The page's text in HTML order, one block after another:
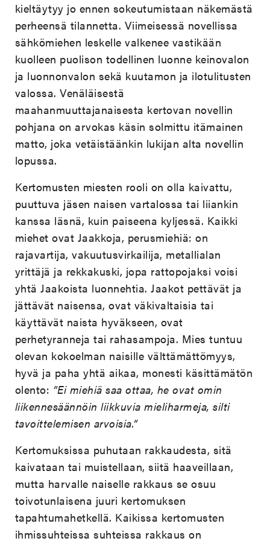
kieltäytyy jo ennen sokeutumistaan näkemästä
perheensä tilannetta. Viimeisessä novellissa
sähkömiehen leskelle valkenee vastikään
kuolleen puolison todellinen luonne keinovalon
ja luonnonvalon sekä kuutamon ja ilotulitusten
valossa. Venäläisestä
maahanmuuttajanaisesta kertovan novellin
pohjana on arvokas käsin solmittu itämainen
matto, joka vetäistäänkin lukijan alta novellin
lopussa.
Kertomusten miesten rooli on olla kaivattu,
puuttuva jäsen naisen vartalossa tai liiankin
kanssa läsnä, kuin paiseena kyljessä. Kaikki
miehet ovat Jaakkoja, perusmiehiä: on
rajavartija, vakuutusvirkailija, metallialan
yrittäjä ja rekkakuski, jopa rattopojaksi voisi
yhtä Jaakoista luonnehtia. Jaakot pettävät ja
jättävät naisensa, ovat väkivaltaisia tai
käyttävät naista hyväkseen, ovat
perhetyranneja tai rahasampoja. Mies tuntuu
olevan kokoelman naisille välttämättömyys,
hyvä ja paha yhtä aikaa, monesti käsittämätön
olento: ”Ei miehiä saa ottaa, he ovat omin
liikennesäännöin liikkuvia mieliharmeja, silti
tavoittelemisen arvoisia.”
Kertomuksissa puhutaan rakkaudesta, sitä
kaivataan tai muistellaan, siitä haaveillaan,
mutta harvalle naiselle rakkaus se osuu
toivotunlaisena juuri kertomuksen
tapahtumahetkellä. Kaikissa kertomusten
ihmissuhteissa suhteissa rakkaus on